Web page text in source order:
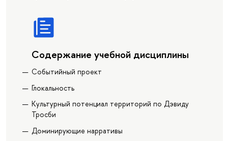
Содержание учебной дисциплины
Событийный проект
Глокальность
Культурный потенциал территорий по Дэвиду
Тросби
Доминирующие нарративы